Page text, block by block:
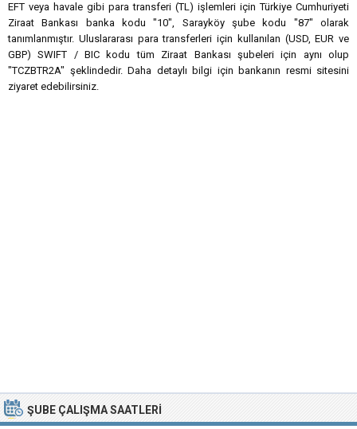
EFT veya havale gibi para transferi (TL) işlemleri için Türkiye Cumhuriyeti
Ziraat Bankası banka kodu "10", Sarayköy şube kodu "87" olarak
tanımlanmıştır. Uluslararası para transferleri için kullanılan (USD, EUR ve
GBP) SWIFT / BIC kodu tüm Ziraat Bankası şubeleri için aynı olup
"TCZBTR2A" şeklindedir. Daha detaylı bilgi için bankanın resmi sitesini
ziyaret edebilirsiniz.
ŞUBE ÇALIŞMA SAATLERI